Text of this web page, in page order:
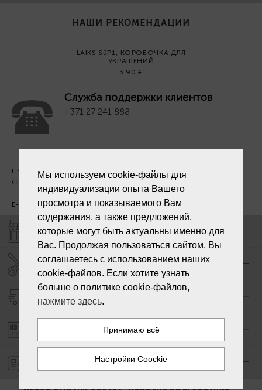
НАШИ РЕКОМЕНДАЦИИ
LAIKS SJP1, КОРОБОЧКА ДЛЯ
УКРАШЕНИЙ
3.90 €
Служба поддержки клиентов
+371 27 241 888
ПН. - ПТ. 09:00 - 18:00
СБ - ВС - выходной
E-mail: info@laiksjewellery.lv
МАГАЗИНЫ "LAIKS"
СЕРВИС ЦЕНТР "LAIKS"
ОПЛАТА ЗАКАЗА
Мы используем cookie-файлы для
индивидуализации опыта Вашего
просмотра и показываемого Вам
содержания, а также предложений,
которые могут быть актуальны именно для
Вас. Продолжая пользоваться сайтом, Вы
соглашаетесь с использованием наших
cookie-файлов. Если хотите узнать
больше о политике cookie-файлов,
нажмите здесь.